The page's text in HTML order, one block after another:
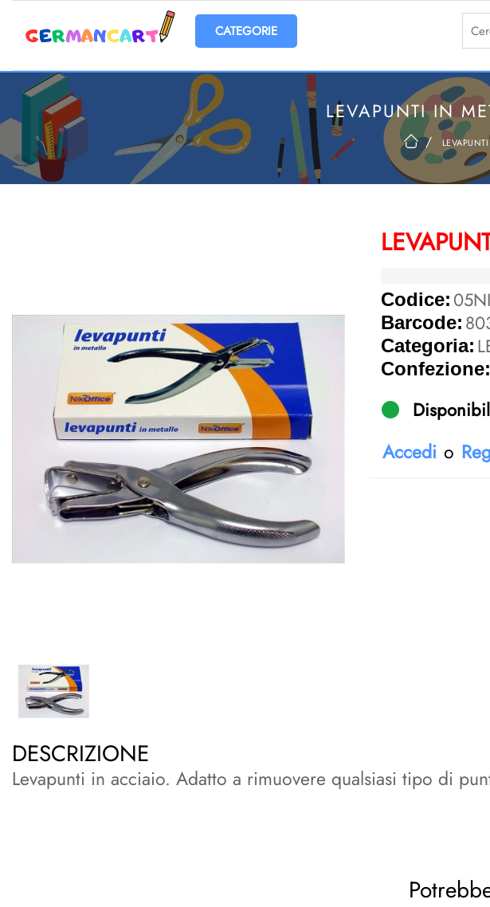
Open menu La
LEVAPUNTI IN
Codice:
Barcode:
Categoria:
Confezione:
Accedi o
DESCRIZIONE
Levapunti in acciaio. Adatto a rimuovere qualsiasi tipo di